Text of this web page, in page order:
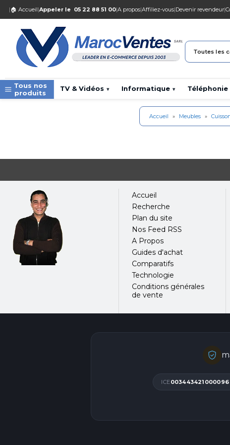
| 🏠 Accueil|Appeler le 05 22 88 51 00|A propos|Affiliez-vous|Devenir revendeur|
Toutes les
Tous nos
produits
TV & Vidéos ▾ Informatique ▾ Téléphonie
Accueil » Meubles »
Accueil
Recherche
Plan du site
Nos Feed RSS
A Propos
Guides d'achat
Comparatifs
Technologie
Conditions générales
de vente
ICE003443421000096